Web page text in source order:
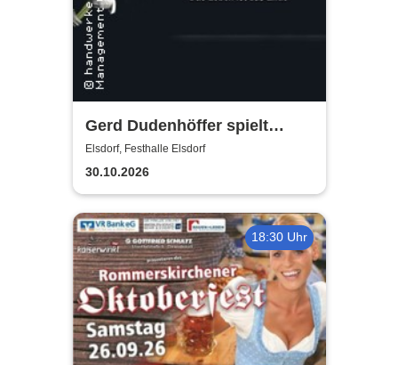
Gerd Dudenhöffer spielt
Heinz Becker
Elsdorf, Festhalle Elsdorf
30.10.2026
18:30 Uhr